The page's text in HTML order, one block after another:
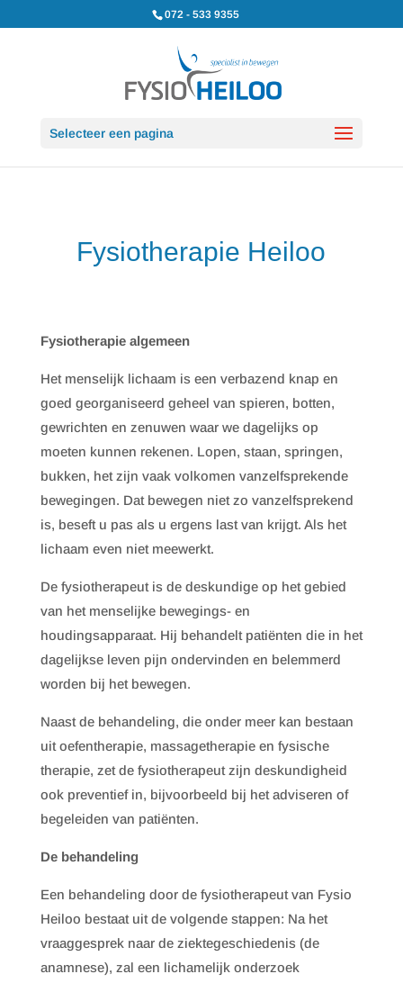
072 - 533 9355
Selecteer een pagina
Fysiotherapie Heiloo
Fysiotherapie algemeen
Het menselijk lichaam is een verbazend knap en
goed georganiseerd geheel van spieren, botten,
gewrichten en zenuwen waar we dagelijks op
moeten kunnen rekenen. Lopen, staan, springen,
bukken, het zijn vaak volkomen vanzelfsprekende
bewegingen. Dat bewegen niet zo vanzelfsprekend
is, beseft u pas als u ergens last van krijgt. Als het
lichaam even niet meewerkt.
De fysiotherapeut is de deskundige op het gebied
van het menselijke bewegings- en
houdingsapparaat. Hij behandelt patiënten die in het
dagelijkse leven pijn ondervinden en belemmerd
worden bij het bewegen.
Naast de behandeling, die onder meer kan bestaan
uit oefentherapie, massagetherapie en fysische
therapie, zet de fysiotherapeut zijn deskundigheid
ook preventief in, bijvoorbeeld bij het adviseren of
begeleiden van patiënten.
De behandeling
Een behandeling door de fysiotherapeut van Fysio
Heiloo bestaat uit de volgende stappen: Na het
vraaggesprek naar de ziektegeschiedenis (de
anamnese), zal een lichamelijk onderzoek